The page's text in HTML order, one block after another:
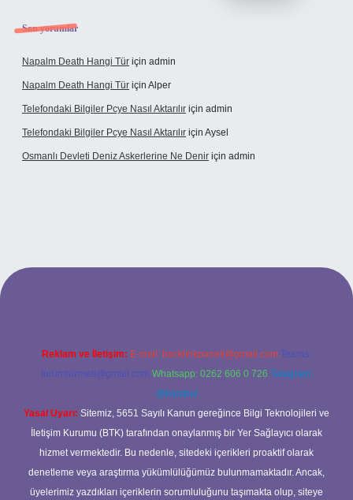
Son yorumlar
Napalm Death Hangi Tür için admin
Napalm Death Hangi Tür için Alper
Telefondaki Bilgiler Pcye Nasıl Aktarılır için admin
Telefondaki Bilgiler Pcye Nasıl Aktarılır için Aysel
Osmanlı Devleti Deniz Askerlerine Ne Denir için admin
Reklam ve İletişim: E-mail: backlinkpaneli@gmail.com Teams:
forumhizmeti@gmail.com Whatsapp: 0262 606 0 726 Telegram:
@karabul
Yasal Uyarı: Sitemiz, 5651 Sayılı Kanun gereğince Bilgi Teknolojileri ve
İletişim Kurumu (BTK) tarafından onaylanmış bir Yer Sağlayıcı olarak
hizmet vermektedir. Bu nedenle, sitedeki içerikleri proaktif olarak
denetleme veya araştırma yükümlülüğümüz bulunmamaktadır. Ancak,
üyelerimiz yazdıkları içeriklerin sorumluluğunu taşımakta olup, siteye